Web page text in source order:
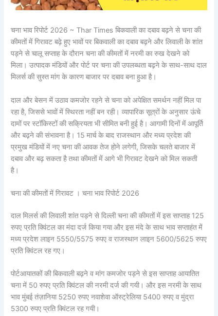
चना भाव रिपोर्ट 2026 ~ Thar Times बिकवाली का दबाव बढ़ने से चना की
कीमतों में गिरावट बढ़े हुए भावों पर बिकवाली का दबाव बढ़ने और लिवाली के शांत
पड़ने से चालू सप्ताह के दौरान चना की कीमतों में नरमी का रुख देखने को
मिला। उत्पादक मंडियों और पोर्ट पर चना की उपलब्धता बढ़ने के साथ-साथ दाल
मिलर्स की सुस्त मांग के कारण बाजार पर दबाव बना हुआ है।
दाल और बेसन में उठाव कमजोर रहने से चना को अपेक्षित समर्थन नहीं मिल पा
रहा है, जिससे भावों में स्थिरता नहीं बन रही। व्यापारिक सूत्रों के अनुसार ऊंचे
दामों पर स्टॉकिस्टों की सक्रियता भी सीमित बनी हुई है। आगामी दिनों में आपूर्ति
और बढ़ने की संभावना है। 15 मार्च के बाद राजस्थान और मध्य प्रदेश की
प्रमुख मंडियों में नए चना की आवक तेज होने लगेगी, जिसके चलते बाजार में
दबाव और बढ़ सकता है तथा कीमतों में आगे भी गिरावट देखने को मिल सकती
है।
चना की कीमतों में गिरावट । चना भाव रिपोर्ट 2026
दाल मिलर्स की लिवाली शांत पड़ने से दिल्ली चना की कीमतों में इस साप्ताह 125
रुपए प्रति क्विंटल का मंदा दर्ज किया गया और इस मंदे के साथ भाव सप्ताहंत में
मध्य प्रदेश लाइन 5550/5575 रुपए व राजस्थान लाइन 5600/5625 रुपए
प्रति क्विंटल रह गए।
पोर्टआयातकों की बिकवाली बढ़ने व मांग कमजोर पड़ने से इस साप्ताह आयातित
चना में 50 रुपए प्रति क्विंटल की नरमी दर्ज की गयी। और इस नरमी के साथ
भाव मुंबई तंज़ानिया 5250 रुपए नवाशेवा ऑस्ट्रेलिया 5400 रुपए व मुंद्रा
5300 रुपए प्रति क्विंटल रह गयी।